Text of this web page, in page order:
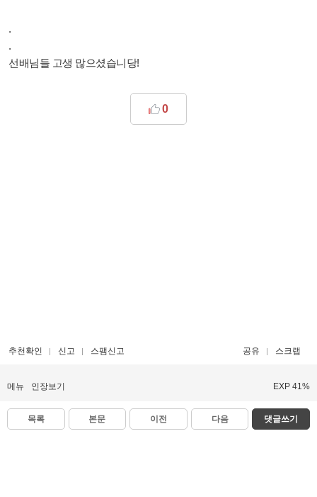
.
.
선배님들 고생 많으셨습니당!
0
추천확인 신고 스팸신고 공유 스크랩
메뉴 인장보기 EXP 41%
목록 본문 이전 다음 댓글쓰기